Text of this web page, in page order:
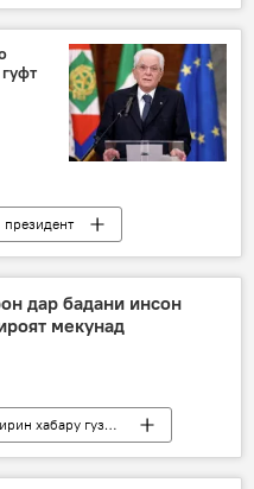
орд
президент
табрик
дар бадани инсон
мекунад
Коронавирус дар Русия ва ҷаҳон: охирин хабару гузоришҳо
коронавирус